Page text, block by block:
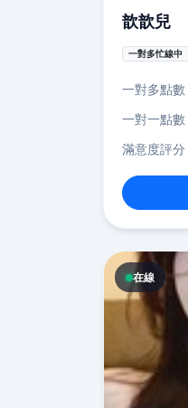
歆歆兒
一對多忙線中
一對多點數
一對一點數
滿意度評分
在線